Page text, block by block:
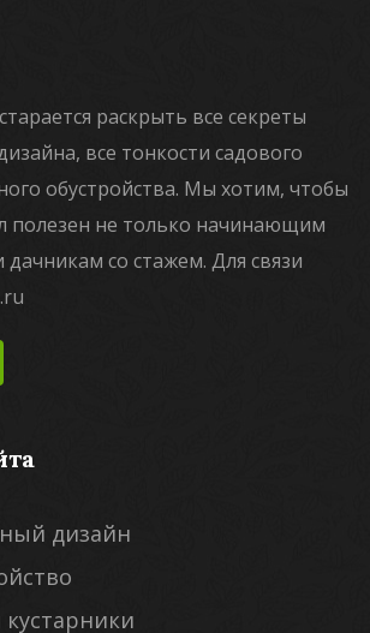
раскрыть все секреты
все тонкости садового
обустройства. Мы хотим, чтобы
полезен не только начинающим
со стажем. Для связи
дизайн